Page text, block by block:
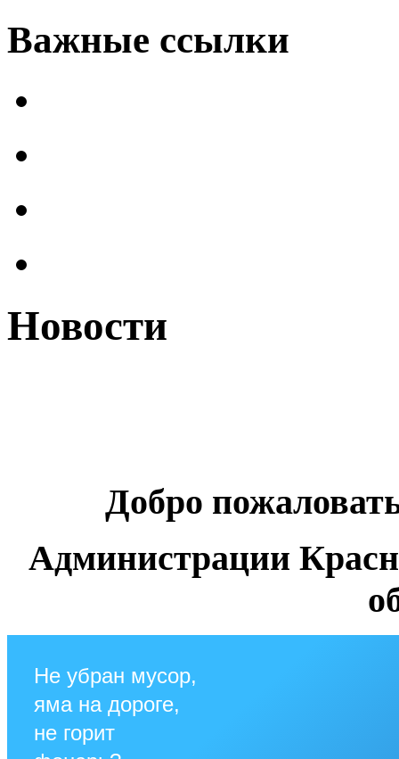
Важные ссылки
Новости
Добро
Администрации
Не убран мусор,
яма на дороге,
не горит